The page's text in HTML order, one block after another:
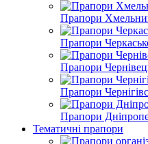
Прапори
Прапори
Прапори
Прапори
Прапори
Тематичні прапори